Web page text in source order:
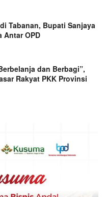
Tabanan, Bupati Sanjaya
Antar OPD
dan Berbagi”,
Rakyat PKK Provinsi